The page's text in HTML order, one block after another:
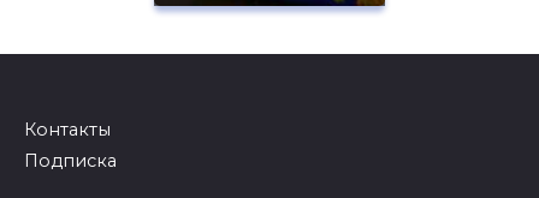
Контакты
Подписка